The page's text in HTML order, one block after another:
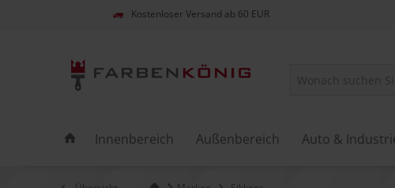
Kostenloser Versand ab 60 EUR
Innenbereich Außenbereich Auto &